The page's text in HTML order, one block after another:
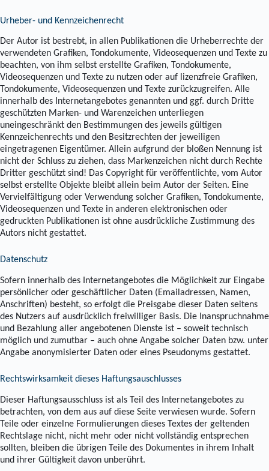
Urheber- und Kennzeichenrecht
Der Autor ist bestrebt, in allen Publikationen die Urheberrechte der
verwendeten Grafiken, Tondokumente, Videosequenzen und Texte zu
beachten, von ihm selbst erstellte Grafiken, Tondokumente,
Videosequenzen und Texte zu nutzen oder auf lizenzfreie Grafiken,
Tondokumente, Videosequenzen und Texte zurückzugreifen. Alle
innerhalb des Internetangebotes genannten und ggf. durch Dritte
geschützten Marken- und Warenzeichen unterliegen
uneingeschränkt den Bestimmungen des jeweils gültigen
Kennzeichenrechts und den Besitzrechten der jeweiligen
eingetragenen Eigentümer. Allein aufgrund der bloßen Nennung ist
nicht der Schluss zu ziehen, dass Markenzeichen nicht durch Rechte
Dritter geschützt sind! Das Copyright für veröffentlichte, vom Autor
selbst erstellte Objekte bleibt allein beim Autor der Seiten. Eine
Vervielfältigung oder Verwendung solcher Grafiken, Tondokumente,
Videosequenzen und Texte in anderen elektronischen oder
gedruckten Publikationen ist ohne ausdrückliche Zustimmung des
Autors nicht gestattet.
Datenschutz
Sofern innerhalb des Internetangebotes die Möglichkeit zur Eingabe
persönlicher oder geschäftlicher Daten (Emailadressen, Namen,
Anschriften) besteht, so erfolgt die Preisgabe dieser Daten seitens
des Nutzers auf ausdrücklich freiwilliger Basis. Die Inanspruchnahme
und Bezahlung aller angebotenen Dienste ist – soweit technisch
möglich und zumutbar – auch ohne Angabe solcher Daten bzw. unter
Angabe anonymisierter Daten oder eines Pseudonyms gestattet.
Rechtswirksamkeit dieses Haftungsauschlusses
Dieser Haftungsausschluss ist als Teil des Internetangebotes zu
betrachten, von dem aus auf diese Seite verwiesen wurde. Sofern
Teile oder einzelne Formulierungen dieses Textes der geltenden
Rechtslage nicht, nicht mehr oder nicht vollständig entsprechen
sollten, bleiben die übrigen Teile des Dokumentes in ihrem Inhalt
und ihrer Gültigkeit davon unberührt.